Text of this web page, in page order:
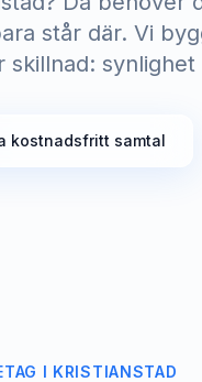
står där. Vi
skillnad:
kostnadsfritt samtal
I KRISTIANSTAD